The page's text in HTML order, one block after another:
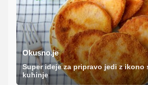
Okusno.je
Super ideje za pripravo jedi z ikono
kuhinje